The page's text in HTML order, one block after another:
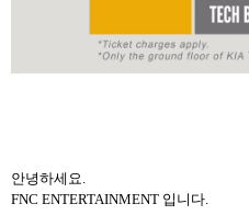
안녕하세요.
FNC ENTERTAINMENT 입니다.